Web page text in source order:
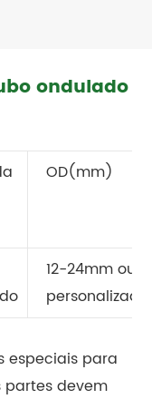
ondulado
OD(mm)
12-24mm ou
personalizado
especiais para
partes devem